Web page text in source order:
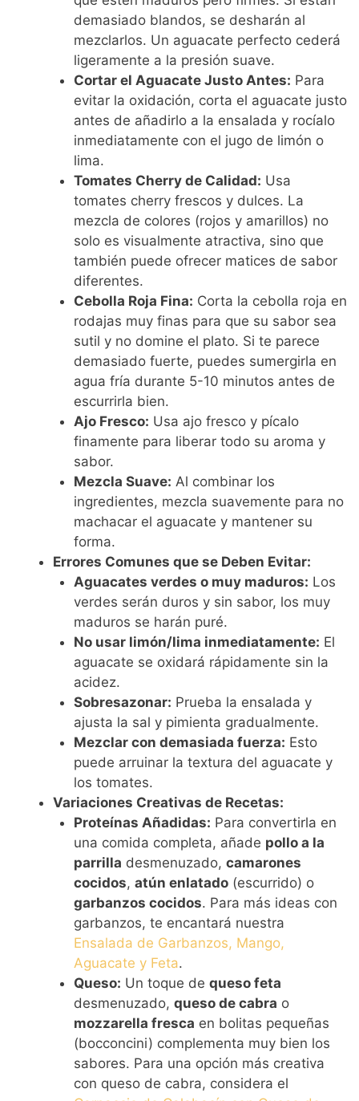
demasiado blandos, se desharán al
mezclarlos. Un aguacate perfecto cederá
ligeramente a la presión suave.
Cortar el Aguacate Justo Antes: Para
evitar la oxidación, corta el aguacate justo
antes de añadirlo a la ensalada y rocíalo
inmediatamente con el jugo de limón o
lima.
Tomates Cherry de Calidad: Usa
tomates cherry frescos y dulces. La
mezcla de colores (rojos y amarillos) no
solo es visualmente atractiva, sino que
también puede ofrecer matices de sabor
diferentes.
Cebolla Roja Fina: Corta la cebolla roja en
rodajas muy finas para que su sabor sea
sutil y no domine el plato. Si te parece
demasiado fuerte, puedes sumergirla en
agua fría durante 5-10 minutos antes de
escurrirla bien.
Ajo Fresco: Usa ajo fresco y pícalo
finamente para liberar todo su aroma y
sabor.
Mezcla Suave: Al combinar los
ingredientes, mezcla suavemente para no
machacar el aguacate y mantener su
forma.
Errores Comunes que se Deben Evitar:
Aguacates verdes o muy maduros: Los
verdes serán duros y sin sabor, los muy
maduros se harán puré.
No usar limón/lima inmediatamente: El
aguacate se oxidará rápidamente sin la
acidez.
Sobresazonar: Prueba la ensalada y
ajusta la sal y pimienta gradualmente.
Mezclar con demasiada fuerza: Esto
puede arruinar la textura del aguacate y
los tomates.
Variaciones Creativas de Recetas:
Proteínas Añadidas: Para convertirla en
una comida completa, añade pollo a la
parrilla desmenuzado, camarones
cocidos, atún enlatado(escurrido) o
garbanzos cocidos. Para más ideas con
garbanzos, te encantará nuestra
Ensalada de Garbanzos, Mango,
Aguacate y Feta.
Queso: Un toque de queso feta
desmenuzado, queso de cabra o
mozzarella fresca en bolitas pequeñas
(bocconcini) complementa muy bien los
sabores. Para una opción más creativa
con queso de cabra, considera el